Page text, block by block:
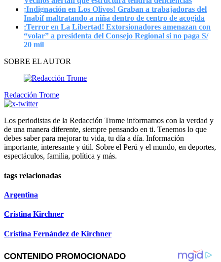
¡Indignación en Los Olivos! Graban a trabajadoras del
Inabif maltratando a niña dentro de centro de acogida
¡Terror en La Libertad! Extorsionadores amenazan con
“volar” a presidenta del Consejo Regional si no paga S/
20 mil
SOBRE EL AUTOR
Redacción Trome
Los periodistas de la Redacción Trome informamos con la verdad y
de una manera diferente, siempre pensando en ti. Tenemos lo que
debes saber para mejorar tu vida, tu día a día. Información
importante, interesante y útil. Sobre el Perú y el mundo, en deportes,
espectáculos, familia, política y más.
tags relacionadas
Argentina
Cristina Kirchner
Cristina Fernández de Kirchner